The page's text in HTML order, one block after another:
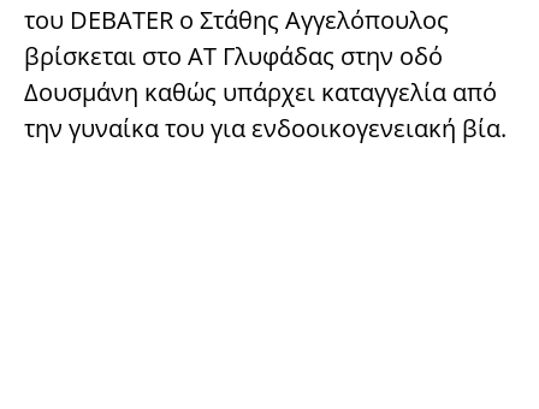
του DEBATER ο Στάθης Αγγελόπουλος
βρίσκεται στο ΑΤ Γλυφάδας στην οδό
Δουσμάνη καθώς υπάρχει καταγγελία από
την γυναίκα του για ενδοοικογενειακή βία.